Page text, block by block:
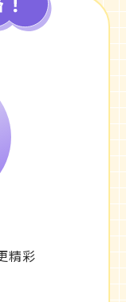
精彩